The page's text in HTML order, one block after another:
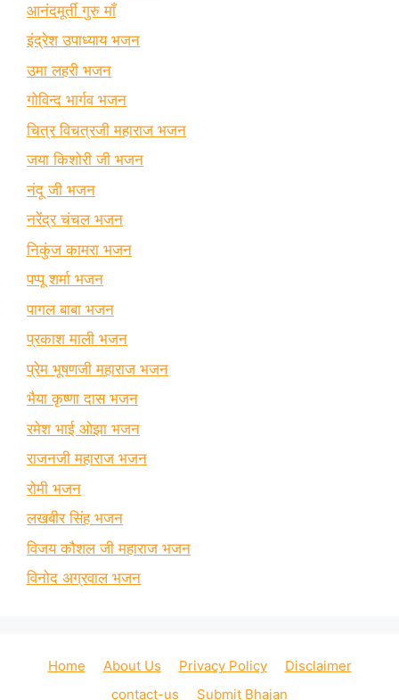
आनंदमूर्ती गुरु माँ
इंद्रेश उपाध्याय भजन
उमा लहरी भजन
गोविन्द भार्गव भजन
चित्र विचत्रजी महाराज भजन
जया किशोरी जी भजन
नंदू जी भजन
नरेंद्र चंचल भजन
निकुंज कामरा भजन
पप्पू शर्मा भजन
पागल बाबा भजन
प्रकाश माली भजन
प्रेम भूषणजी महाराज भजन
भैया कृष्णा दास भजन
रमेश भाई ओझा भजन
राजनजी महाराज भजन
रोमी भजन
लखबीर सिंह भजन
विजय कौशल जी महाराज भजन
विनोद अग्रवाल भजन
Home About Us Privacy Policy
Disclaimer
contact-us
Submit Bhajan